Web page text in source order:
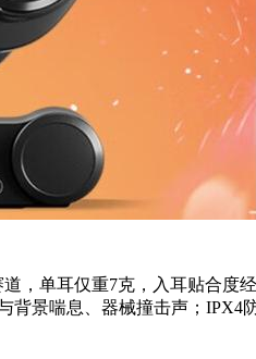
道，单耳仅重7克，入耳贴合度
背景喘息、器械撞击声；